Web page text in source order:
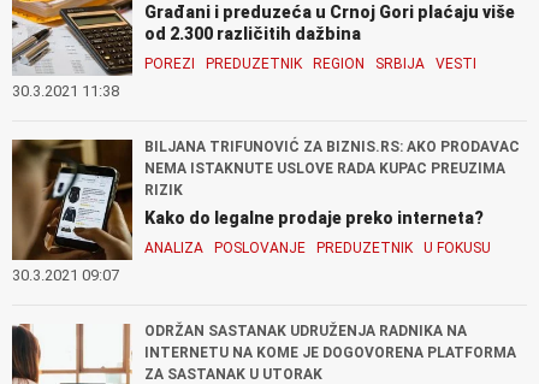
Građani i preduzeća u Crnoj Gori plaćaju više
od 2.300 različitih dažbina
POREZI PREDUZETNIK REGION SRBIJA VESTI
30.3.2021 11:38
BILJANA TRIFUNOVIĆ ZA BIZNIS.RS: AKO PRODAVAC
NEMA ISTAKNUTE USLOVE RADA KUPAC PREUZIMA
RIZIK
Kako do legalne prodaje preko interneta?
ANALIZA POSLOVANJE PREDUZETNIK U FOKUSU
30.3.2021 09:07
ODRŽAN SASTANAK UDRUŽENJA RADNIKA NA
INTERNETU NA KOME JE DOGOVORENA PLATFORMA
ZA SASTANAK U UTORAK